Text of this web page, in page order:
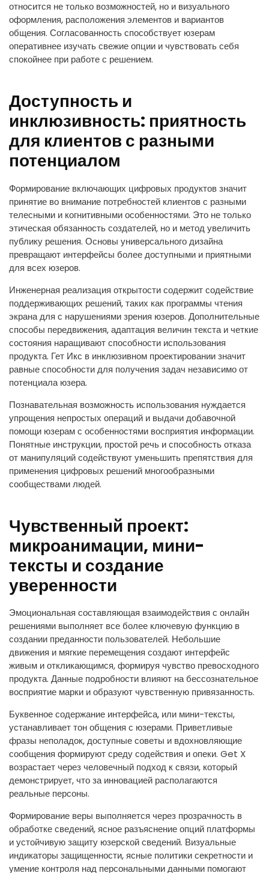
относится не только возможностей, но и визуального
оформления, расположения элементов и вариантов
общения. Согласованность способствует юзерам
оперативнее изучать свежие опции и чувствовать себя
спокойнее при работе с решением.
Доступность и
инклюзивность: приятность
для клиентов с разными
потенциалом
Формирование включающих цифровых продуктов значит
принятие во внимание потребностей клиентов с разными
телесными и когнитивными особенностями. Это не только
этическая обязанность создателей, но и метод увеличить
публику решения. Основы универсального дизайна
превращают интерфейсы более доступными и приятными
для всех юзеров.
Инженерная реализация открытости содержит содействие
поддерживающих решений, таких как программы чтения
экрана для с нарушениями зрения юзеров. Дополнительные
способы передвижения, адаптация величин текста и четкие
состояния наращивают способности использования
продукта. Гет Икс в инклюзивном проектировании значит
равные способности для получения задач независимо от
потенциала юзера.
Познавательная возможность использования нуждается
упрощения непростых операций и выдачи добавочной
помощи юзерам с особенностями восприятия информации.
Понятные инструкции, простой речь и способность отказа
от манипуляций содействуют уменьшить препятствия для
применения цифровых решений многообразными
сообществами людей.
Чувственный проект:
микроанимации, мини-
тексты и создание
уверенности
Эмоциональная составляющая взаимодействия с онлайн
решениями выполняет все более ключевую функцию в
создании преданности пользователей. Небольшие
движения и мягкие перемещения создают интерфейс
живым и откликающимся, формируя чувство превосходного
продукта. Данные подробности влияют на бессознательное
восприятие марки и образуют чувственную привязанность.
Буквенное содержание интерфейса, или мини-тексты,
устанавливает тон общения с юзерами. Приветливые
фразы неполадок, доступные советы и вдохновляющие
сообщения формируют среду содействия и опеки. Get X
возрастает через человечный подход к связи, который
демонстрирует, что за инновацией располагаются
реальные персоны.
Формирование веры выполняется через прозрачность в
обработке сведений, ясное разъяснение опций платформы
и устойчивую защиту юзерской сведений. Визуальные
индикаторы защищенности, ясные политики секретности и
умение контроля над персональными данными помогают